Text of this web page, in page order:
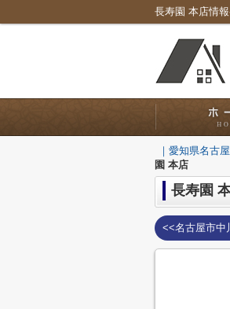
｜愛知県名古
園 本店
長寿園
<<名古屋市中